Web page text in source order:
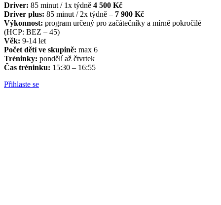
Driver: 85 minut / 1x týdně 4 500 Kč
Driver plus: 85 minut / 2x týdně – 7 900 Kč
Výkonnost: program určený pro začátečníky a mírně pokročilé
(HCP: BEZ – 45)
Věk: 9-14 let
Počet dětí ve skupině: max 6
Tréninky: pondělí až čtvrtek
Čas tréninku: 15:30 – 16:55
Přihlaste se